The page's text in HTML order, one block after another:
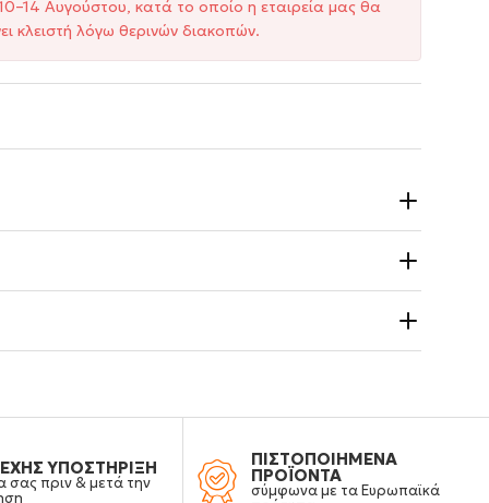
Αυγούστου, κατά το οποίο η εταιρεία μας θα
κλειστή λόγω θερινών διακοπών.
ΥΠΟΣΤΗΡΙΞΗ
σας πριν & μετά την
ΠΙΣΤΟΠΟΙΗΜΕΝΑ
ΠΡΟΪΟΝΤΑ
σύμφωνα με τα Ευρωπαϊκά